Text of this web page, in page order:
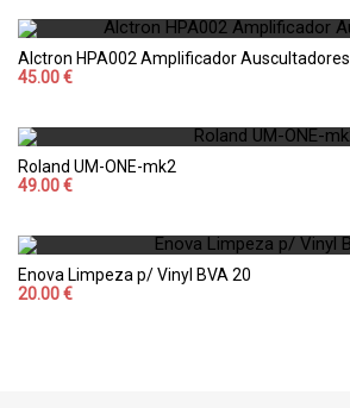
Alctron HPA002 Amplificador Auscultadores
45.00 €
Roland UM-ONE-mk2
49.00 €
Enova Limpeza p/ Vinyl BVA 20
20.00 €